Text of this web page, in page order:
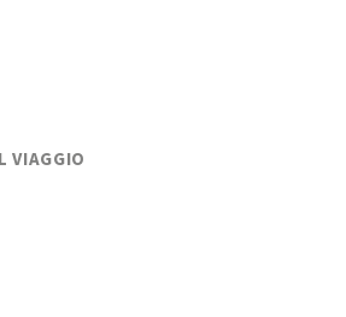
VIAGGIO